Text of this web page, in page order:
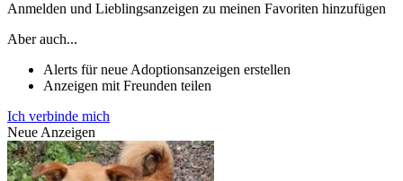
Anmelden und Lieblingsanzeigen zu meinen Favoriten hinzufügen
Aber auch...
Alerts für neue Adoptionsanzeigen erstellen
Anzeigen mit Freunden teilen
Ich verbinde mich
Neue Anzeigen